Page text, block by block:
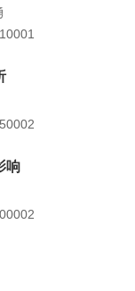
响